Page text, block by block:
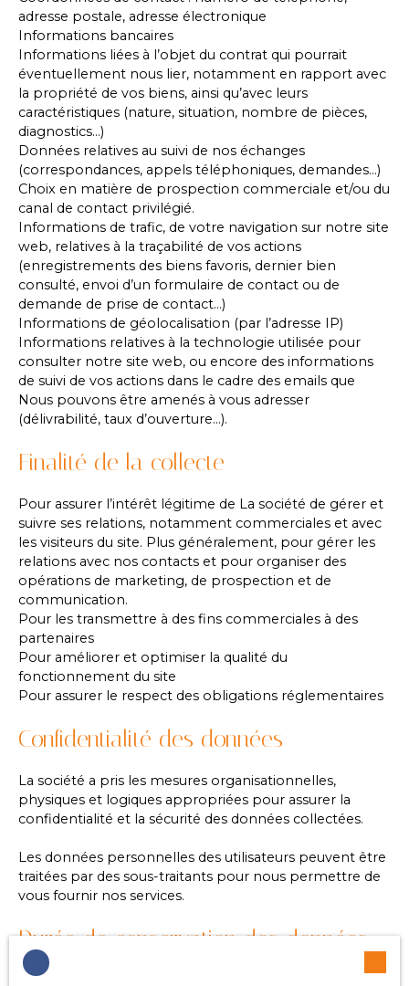
adresse postale, adresse électronique
Informations bancaires
Informations liées à l’objet du contrat qui pourrait
éventuellement nous lier, notamment en rapport avec
la propriété de vos biens, ainsi qu’avec leurs
caractéristiques (nature, situation, nombre de pièces,
diagnostics…)
Données relatives au suivi de nos échanges
(correspondances, appels téléphoniques, demandes…)
Choix en matière de prospection commerciale et/ou du
canal de contact privilégié.
Informations de trafic, de votre navigation sur notre site
web, relatives à la traçabilité de vos actions
(enregistrements des biens favoris, dernier bien
consulté, envoi d’un formulaire de contact ou de
demande de prise de contact…)
Informations de géolocalisation (par l’adresse IP)
Informations relatives à la technologie utilisée pour
consulter notre site web, ou encore des informations
de suivi de vos actions dans le cadre des emails que
Nous pouvons être amenés à vous adresser
(délivrabilité, taux d’ouverture…).
Finalité de la collecte
Pour assurer l’intérêt légitime de La société de gérer et
suivre ses relations, notamment commerciales et avec
les visiteurs du site. Plus généralement, pour gérer les
relations avec nos contacts et pour organiser des
opérations de marketing, de prospection et de
communication.
Pour les transmettre à des fins commerciales à des
partenaires
Pour améliorer et optimiser la qualité du
fonctionnement du site
Pour assurer le respect des obligations réglementaires
Confidentialité des données
La société a pris les mesures organisationnelles,
physiques et logiques appropriées pour assurer la
confidentialité et la sécurité des données collectées.
Les données personnelles des utilisateurs peuvent être
traitées par des sous-traitants pour nous permettre de
vous fournir nos services.
Durée de conservation des données
Nous conservons vos données uniquement le temps